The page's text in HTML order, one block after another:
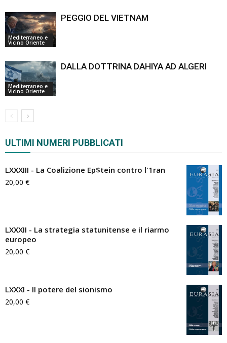
Mediterraneo e
Vicino Oriente
PEGGIO DEL VIETNAM
Mediterraneo e
Vicino Oriente
DALLA DOTTRINA DAHIYA AD ALGERI
ULTIMI NUMERI PUBBLICATI
LXXXIII - La Coalizione Ep$tein contro l'1ran
20,00 €
LXXXII - La strategia statunitense e il riarmo
europeo
20,00 €
LXXXI - Il potere del sionismo
20,00 €